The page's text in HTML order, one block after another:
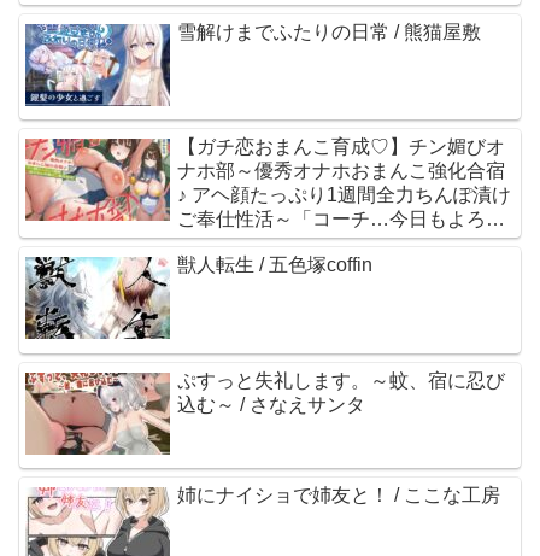
雪解けまでふたりの日常 / 熊猫屋敷
【ガチ恋おまんこ育成♡】チン媚びオ
ナホ部～優秀オナホおまんこ強化合宿
♪ アヘ顔たっぷり1週間全力ちんぽ漬け
ご奉仕性活～「コーチ…今日もよろし
くお願いします…♡」 / 裏垢スタジオ /
涼花みなせ
獣人転生 / 五色塚coffin
ぷすっと失礼します。～蚊、宿に忍び
込む～ / さなえサンタ
姉にナイショで姉友と！ / ここな工房